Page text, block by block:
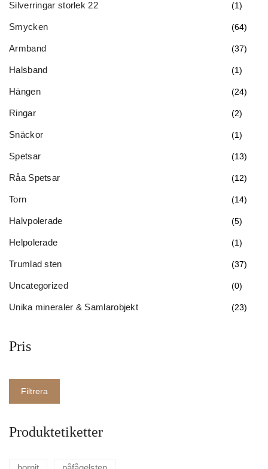
Silverringar storlek 22 (1)
Smycken (64)
Armband (37)
Halsband (1)
Hängen (24)
Ringar (2)
Snäckor (1)
Spetsar (13)
Råa Spetsar (12)
Torn (14)
Halvpolerade (5)
Helpolerade (1)
Trumlad sten (37)
Uncategorized (0)
Unika mineraler & Samlarobjekt (23)
Pris
Filtrera
Produktetiketter